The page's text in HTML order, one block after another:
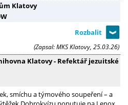
Klatovy
(Zapsal: MKS Klatovy, 25.03.26)
Klatovy - Refektář jezuitské
smíchu a týmového soupeření – a